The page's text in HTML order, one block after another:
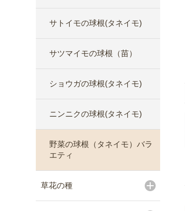
サトイモの球根(タネイモ)
サツマイモの球根（苗）
ショウガの球根(タネイモ)
ニンニクの球根(タネイモ)
野菜の球根（タネイモ）バラ
エティ
草花の種